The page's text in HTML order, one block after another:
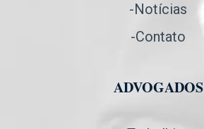
-Notícias
-Contato
ADVOGADOS